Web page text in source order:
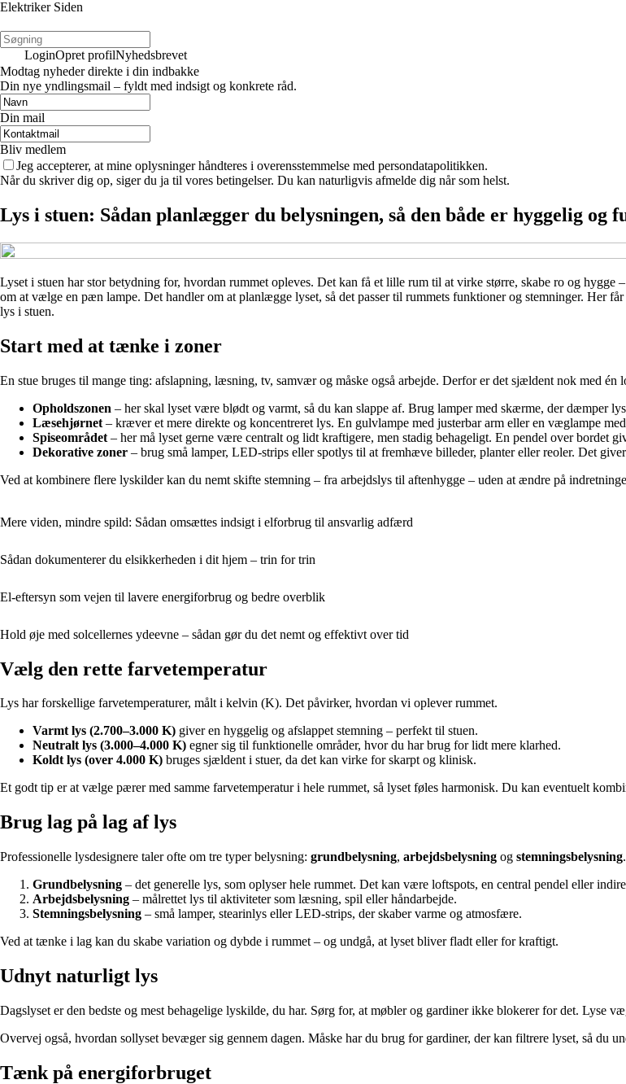
Elektriker Siden
LoginOpret profilNyhedsbrevet
Modtag nyheder direkte i din indbakke
Din nye yndlingsmail – fyldt med indsigt og konkrete råd.
Din mail
Bliv medlem
Jeg accepterer, at mine oplysninger håndteres i overensstemmelse med persondatapolitikken.
Når du skriver dig op, siger du ja til vores betingelser. Du kan naturligvis afmelde dig når som helst.
Lys i stuen: Sådan planlægger du belysningen, så den både er hyggelig og
Lyset i stuen har stor betydning for, hvordan rummet opleves. Det kan få et lille rum til at virke større, skabe ro og
om at vælge en pæn lampe. Det handler om at planlægge lyset, så det passer til rummets funktioner og stemninger. Her
lys i stuen.
Start med at tænke i zoner
En stue bruges til mange ting: afslapning, læsning, tv, samvær og måske også arbejde. Derfor er det sjældent nok med
Opholdszonen – her skal lyset være blødt og varmt, så du kan slappe af. Brug lamper med skærme, der dæmper
Læsehjørnet – kræver et mere direkte og koncentreret lys. En gulvlampe med justerbar arm eller en væglampe
Spiseområdet – her må lyset gerne være centralt og lidt kraftigere, men stadig behageligt. En pendel over bordet
Dekorative zoner – brug små lamper, LED-strips eller spotlys til at fremhæve billeder, planter eller reoler. Det
Ved at kombinere flere lyskilder kan du nemt skifte stemning – fra arbejdslys til aftenhygge – uden at ændre på
Mere viden, mindre spild: Sådan omsættes indsigt i elforbrug til ansvarlig adfærd
Sådan dokumenterer du elsikkerheden i dit hjem – trin for trin
El-eftersyn som vejen til lavere energiforbrug og bedre overblik
Hold øje med solcellernes ydeevne – sådan gør du det nemt og effektivt over tid
Vælg den rette farvetemperatur
Lys har forskellige farvetemperaturer, målt i kelvin (K). Det påvirker, hvordan vi oplever rummet.
Varmt lys (2.700–3.000 K) giver en hyggelig og afslappet stemning – perfekt til stuen.
Neutralt lys (3.000–4.000 K) egner sig til funktionelle områder, hvor du har brug for lidt mere klarhed.
Koldt lys (over 4.000 K) bruges sjældent i stuer, da det kan virke for skarpt og klinisk.
Et godt tip er at vælge pærer med samme farvetemperatur i hele rummet, så lyset føles harmonisk. Du kan eventuelt
Brug lag på lag af lys
Professionelle lysdesignere taler ofte om tre typer belysning: grundbelysning, arbejdsbelysning og stemningsbelysning
Grundbelysning – det generelle lys, som oplyser hele rummet. Det kan være loftspots, en central pendel eller
Arbejdsbelysning – målrettet lys til aktiviteter som læsning, spil eller håndarbejde.
Stemningsbelysning – små lamper, stearinlys eller LED-strips, der skaber varme og atmosfære.
Ved at tænke i lag kan du skabe variation og dybde i rummet – og undgå, at lyset bliver fladt eller for kraftigt.
Udnyt naturligt lys
Dagslyset er den bedste og mest behagelige lyskilde, du har. Sørg for, at møbler og gardiner ikke blokerer for det. Lyse
Overvej også, hvordan sollyset bevæger sig gennem dagen. Måske har du brug for gardiner, der kan filtrere lyset, så du
Tænk på energiforbruget